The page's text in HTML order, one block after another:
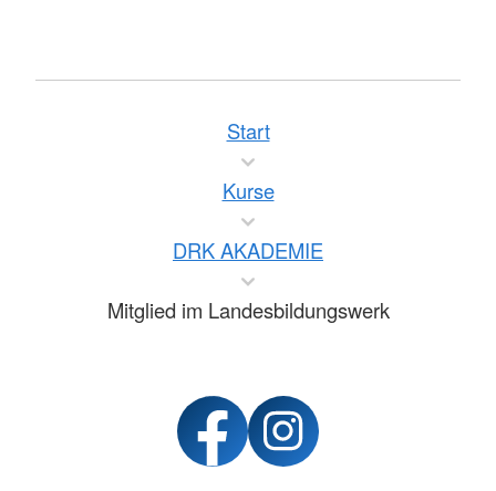
Start
Kurse
DRK AKADEMIE
Mitglied im Landesbildungswerk